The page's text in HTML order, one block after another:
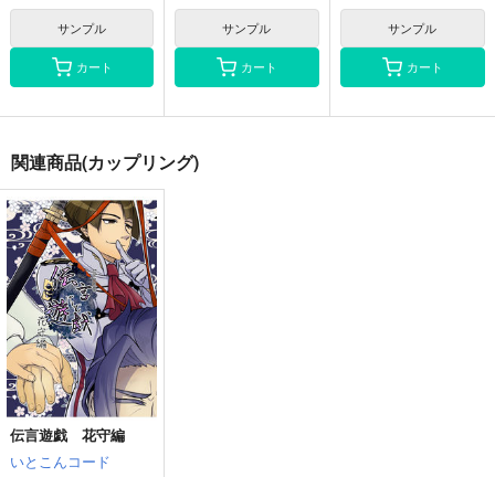
成歩堂龍ノ介
サンプル
カート
サンプル
カート
サンプル
カート
関連商品(カップリング)
伝言遊戯 花守編
いとこんコード